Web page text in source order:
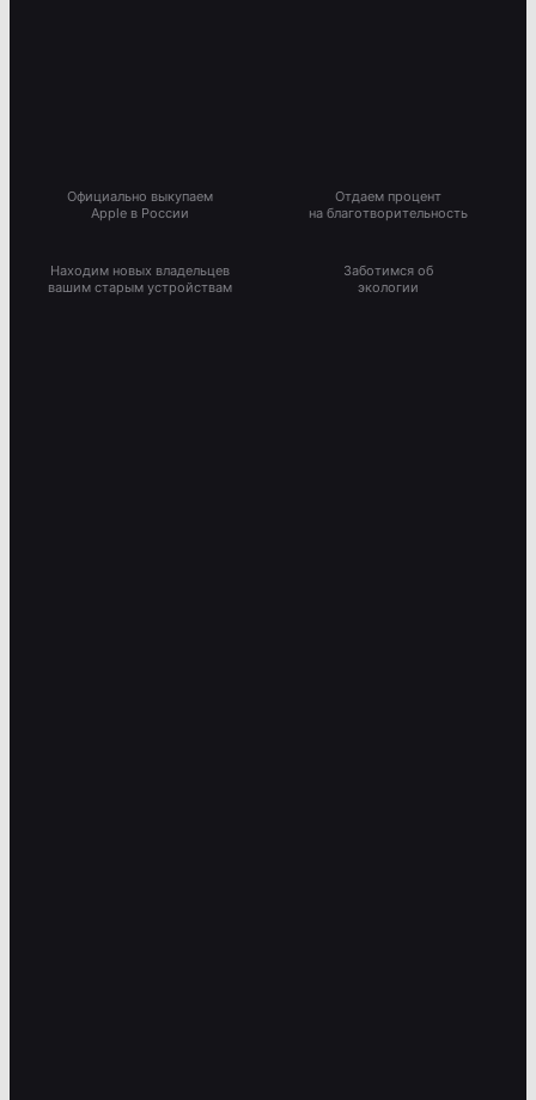
Официально выкупаем
Apple в России
Отдаем процент
на благотворительность
Находим новых владельцев
вашим старым устройствам
Заботимся об
экологии